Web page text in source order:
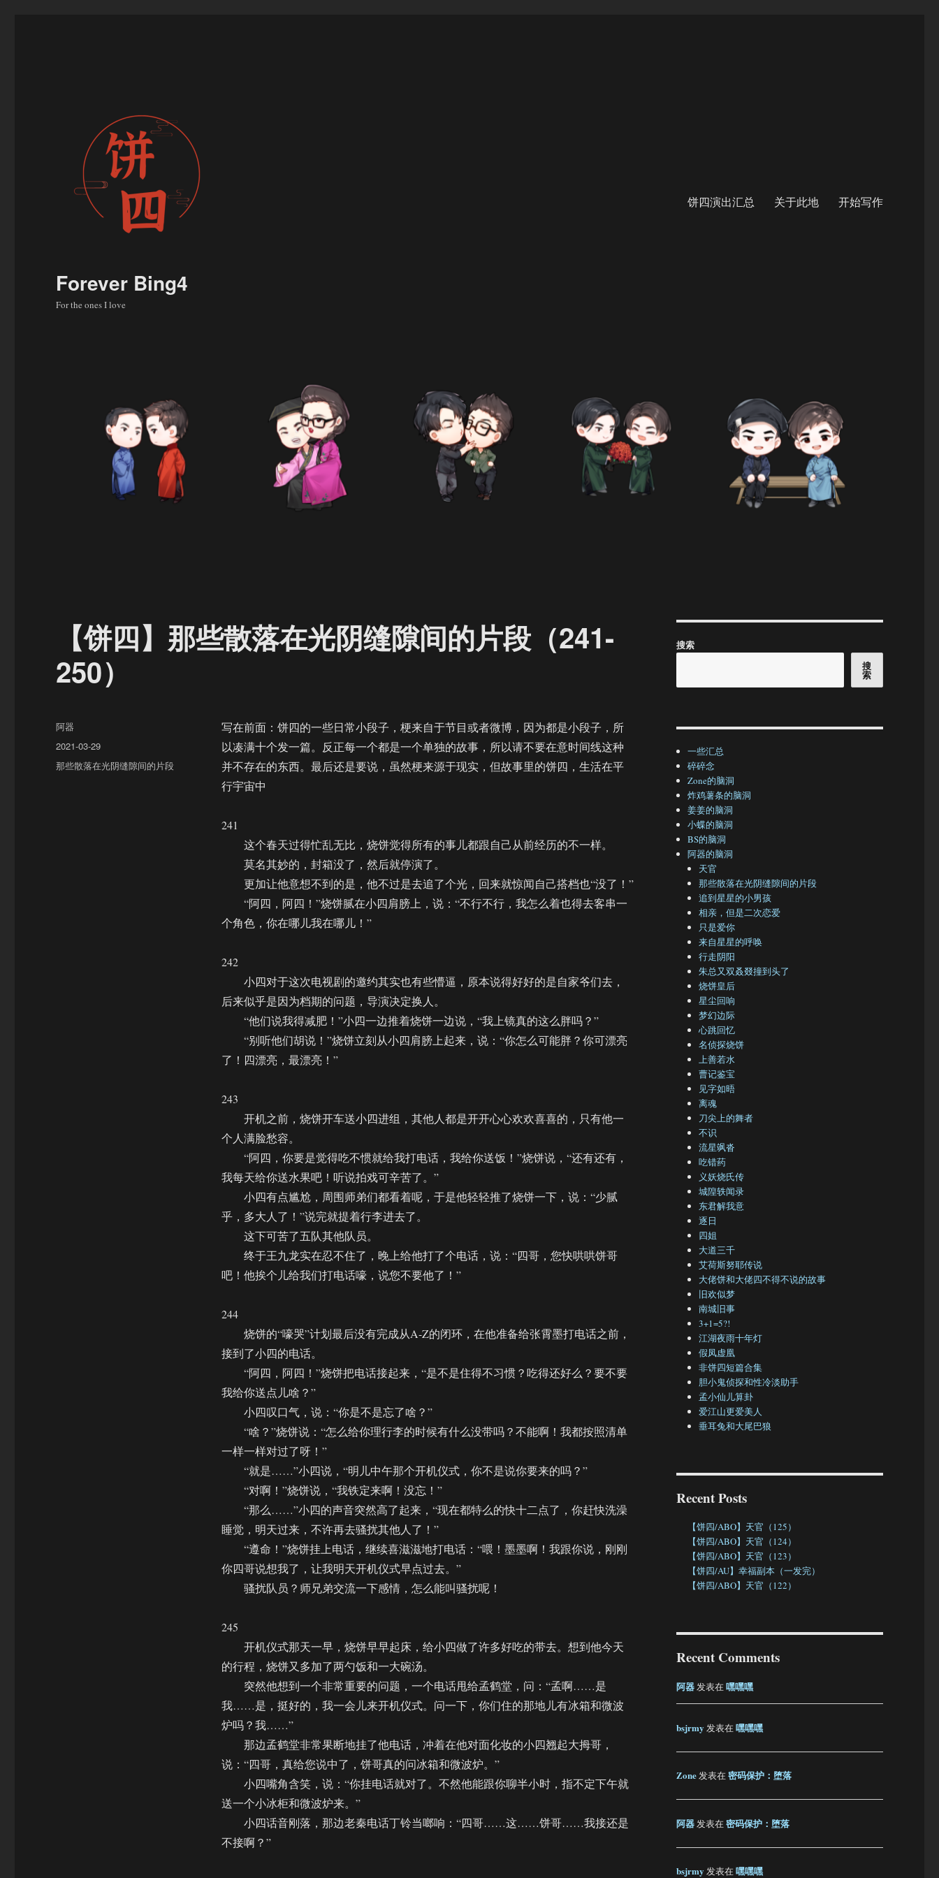
Forever Bing4
For the ones I love
饼四演出汇总 关于此地 开始写作
【饼四】那些散落在光阴缝隙间的片段（241-
250）
写在前面：饼四的一些日常小段子，梗来自于节目或者微博，因为都是小段子，所
以凑满十个发一篇。反正每一个都是一个单独的故事，所以请不要在意时间线这种
并不存在的东西。最后还是要说，虽然梗来源于现实，但故事里的饼四，生活在平
行宇宙中
241
这个春天过得忙乱无比，烧饼觉得所有的事儿都跟自己从前经历的不一样。
莫名其妙的，封箱没了，然后就停演了。
更加让他意想不到的是，他不过是去追了个光，回来就惊闻自己搭档也“没了！”
“阿四，阿四！”烧饼腻在小四肩膀上，说：“不行不行，我怎么着也得去客串一
个角色，你在哪儿我在哪儿！”
242
小四对于这次电视剧的邀约其实也有些懵逼，原本说得好好的是自家爷们去，
后来似乎是因为档期的问题，导演决定换人。
“他们说我得减肥！”小四一边推着烧饼一边说，“我上镜真的这么胖吗？”
“别听他们胡说！”烧饼立刻从小四肩膀上起来，说：“你怎么可能胖？你可漂亮
了！四漂亮，最漂亮！”
243
开机之前，烧饼开车送小四进组，其他人都是开开心心欢欢喜喜的，只有他一
个人满脸愁容。
“阿四，你要是觉得吃不惯就给我打电话，我给你送饭！”烧饼说，“还有还有，
我每天给你送水果吧！听说拍戏可辛苦了。”
小四有点尴尬，周围师弟们都看着呢，于是他轻轻推了烧饼一下，说：“少腻
乎，多大人了！”说完就提着行李进去了。
这下可苦了五队其他队员。
终于王九龙实在忍不住了，晚上给他打了个电话，说：“四哥，您快哄哄饼哥
吧！他挨个儿给我们打电话嚎，说您不要他了！”
244
烧饼的“嚎哭”计划最后没有完成从A-Z的闭环，在他准备给张霄墨打电话之前，
接到了小四的电话。
“阿四，阿四！”烧饼把电话接起来，“是不是住得不习惯？吃得还好么？要不要
我给你送点儿啥？”
小四叹口气，说：“你是不是忘了啥？”
“啥？”烧饼说：“怎么给你理行李的时候有什么没带吗？不能啊！我都按照清单
一样一样对过了呀！”
“就是……”小四说，“明儿中午那个开机仪式，你不是说你要来的吗？”
“对啊！”烧饼说，“我铁定来啊！没忘！”
“那么……”小四的声音突然高了起来，“现在都特么的快十二点了，你赶快洗澡
睡觉，明天过来，不许再去骚扰其他人了！”
“遵命！”烧饼挂上电话，继续喜滋滋地打电话：“喂！墨墨啊！我跟你说，刚刚
你四哥说想我了，让我明天开机仪式早点过去。”
骚扰队员？师兄弟交流一下感情，怎么能叫骚扰呢！
245
开机仪式那天一早，烧饼早早起床，给小四做了许多好吃的带去。想到他今天
的行程，烧饼又多加了两勺饭和一大碗汤。
突然他想到一个非常重要的问题，一个电话甩给孟鹤堂，问：“孟啊……是
我……是，挺好的，我一会儿来开机仪式。问一下，你们住的那地儿有冰箱和微波
炉吗？我……”
那边孟鹤堂非常果断地挂了他电话，冲着在他对面化妆的小四翘起大拇哥，
说：“四哥，真给您说中了，饼哥真的问冰箱和微波炉。”
小四嘴角含笑，说：“你挂电话就对了。不然他能跟你聊半小时，指不定下午就
送一个小冰柜和微波炉来。”
小四话音刚落，那边老秦电话丁铃当啷响：“四哥……这……饼哥……我接还是
不接啊？”
作
者
阿器
发
布
于
2021-03-29
分
那些散落在光阴缝隙间的片段
搜索
搜
索
一些汇总
碎碎念
Zone的脑洞
炸鸡薯条的脑洞
姜姜的脑洞
小蝶的脑洞
BS的脑洞
阿器的脑洞
天官
那些散落在光阴缝隙间的片段
追到星星的小男孩
相亲，但是二次恋爱
只是爱你
来自星星的呼唤
行走阴阳
朱总又双叒叕撞到头了
烧饼皇后
星尘回响
梦幻边际
心跳回忆
名侦探烧饼
上善若水
曹记鉴宝
见字如晤
离魂
刀尖上的舞者
不识
流星飒沓
吃错药
义妖烧氏传
城隍轶闻录
东君解我意
逐日
四姐
大道三千
艾荷斯努耶传说
大佬饼和大佬四不得不说的故事
旧欢似梦
南城旧事
3+1=5?!
江湖夜雨十年灯
假凤虚凰
非饼四短篇合集
胆小鬼侦探和性冷淡助手
孟小仙儿算卦
爱江山更爱美人
垂耳兔和大尾巴狼
Recent Posts
【饼四/ABO】天官（125）
【饼四/ABO】天官（124）
【饼四/ABO】天官（123）
【饼四/AU】幸福副本（一发完）
【饼四/ABO】天官（122）
Recent Comments
阿器发表在嘿嘿嘿
bsjrmy 发表在嘿嘿嘿
Zone发表在密码保护：堕落
阿器发表在密码保护：堕落
bsjrmy 发表在嘿嘿嘿